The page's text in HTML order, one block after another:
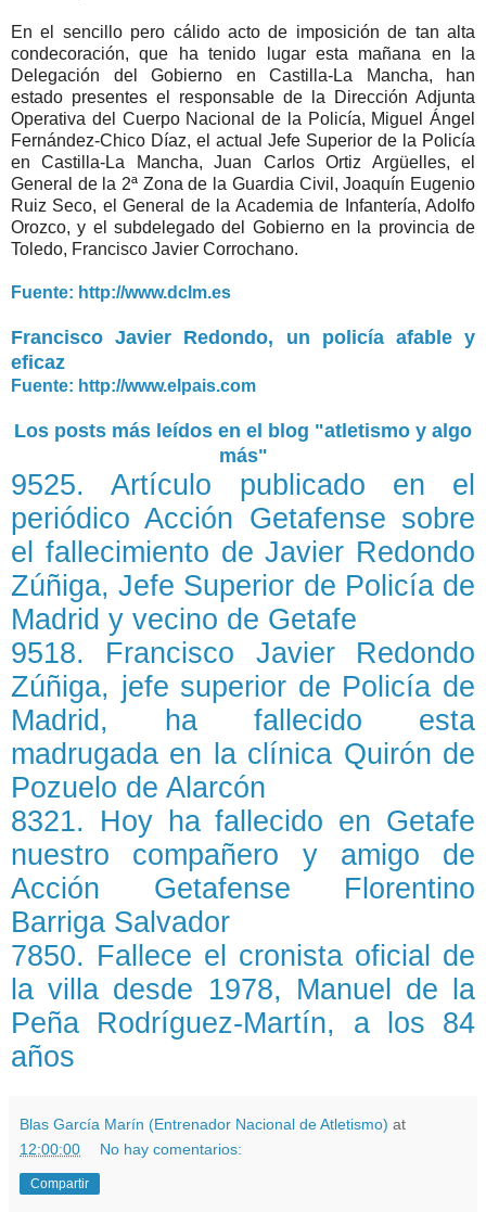
En el sencillo pero cálido acto de imposición de tan alta
condecoración, que ha tenido lugar esta mañana en la
Delegación del Gobierno en Castilla-La Mancha, han
estado presentes el responsable de la Dirección Adjunta
Operativa del Cuerpo Nacional de la Policía, Miguel Ángel
Fernández-Chico Díaz, el actual Jefe Superior de la Policía
en Castilla-La Mancha, Juan Carlos Ortiz Argüelles, el
General de la 2ª Zona de la Guardia Civil, Joaquín Eugenio
Ruiz Seco, el General de la Academia de Infantería, Adolfo
Orozco, y el subdelegado del Gobierno en la provincia de
Toledo, Francisco Javier Corrochano.
Fuente: http://www.dclm.es
Francisco Javier Redondo, un policía afable y
eficaz
Fuente: http://www.elpais.com
Los posts más leídos en el blog "atletismo y algo
más"
9525. Artículo publicado en el
periódico Acción Getafense sobre
el fallecimiento de Javier Redondo
Zúñiga, Jefe Superior de Policía de
Madrid y vecino de Getafe
9518. Francisco Javier Redondo
Zúñiga, jefe superior de Policía de
Madrid, ha fallecido esta
madrugada en la clínica Quirón de
Pozuelo de Alarcón
8321. Hoy ha fallecido en Getafe
nuestro compañero y amigo de
Acción Getafense Florentino
Barriga Salvador
7850. Fallece el cronista oficial de
la villa desde 1978, Manuel de la
Peña Rodríguez-Martín, a los 84
años
Blas García Marín (Entrenador Nacional de Atletismo) at
12:00:00
No hay comentarios:
Compartir